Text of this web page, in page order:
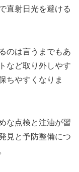
直射日光を避ける
のは言うまでもあ
など取り外しやす
ちやすくなりま
な点検と注油が習
見と予防整備につ